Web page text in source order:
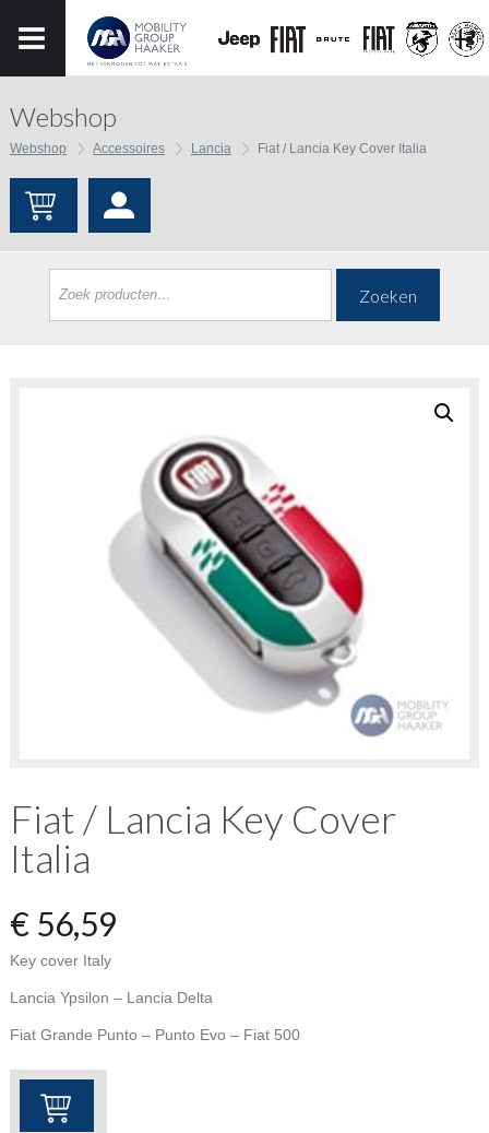
Webshop
Webshop Accessoires Lancia Fiat / Lancia Key Cover Italia
Zoeken
Fiat / Lancia Key Cover
Italia
€56,59
Key cover Italy
Lancia Ypsilon – Lancia Delta
Fiat Grande Punto – Punto Evo – Fiat 500
Fiat